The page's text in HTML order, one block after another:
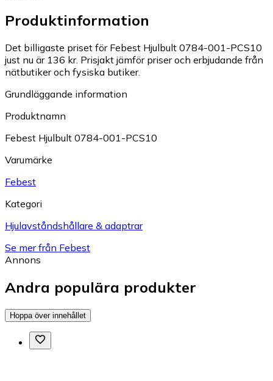
Produktinformation
Det billigaste priset för Febest Hjulbult 0784-001-PCS10
just nu är 136 kr. Prisjakt jämför priser och erbjudande från
nätbutiker och fysiska butiker.
Grundläggande information
Produktnamn
Febest Hjulbult 0784-001-PCS10
Varumärke
Febest
Kategori
Hjulavståndshållare & adaptrar
Se mer från Febest
Annons
Andra populära produkter
Hoppa över innehållet